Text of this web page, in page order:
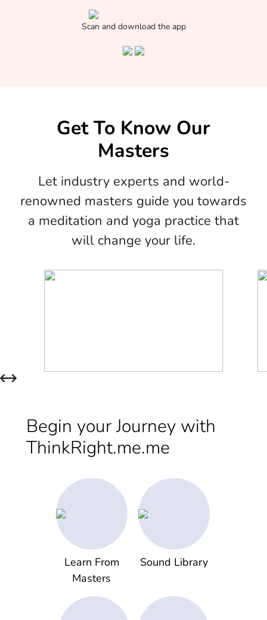
Scan and download the app
Get To Know Our
Masters
Let industry experts and world-
renowned masters guide you towards
a meditation and yoga practice that
will change your life.
Begin your Journey with
ThinkRight.me.me
Learn From
Masters
Sound Library